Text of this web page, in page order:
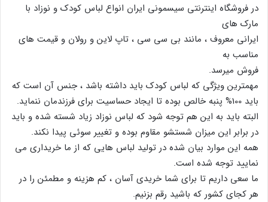
در فروشگاه اینترنتی سیسمونی ایران انواع لباس کودک و نوزاد با
مارک های
ایرانی معروف ، مانند بی سی سی ، تاپ لاین و رولان و قیمت های
مناسب به
فروش میرسد.
مهمترین ویژگی که لباس کودک باید داشته باشد ، جنس آن است که
باید 100% پنبه خالص بوده تا ایجاد حساسیت برای فرزندمان ننماید.
البته باید به این هم توجه شود که لباس نوزاد زیاد شسته شده و باید
در برابر این میزان شستشو مقاوم بوده و تغییر سوئی پیدا نکند.
همه این موارد بیان شده در تولید لباس هایی که از ما خریداری می
نمایید توجه شده است.
ما سعی داریم تا برای شما خریدی آسان ، کم هزینه و مطمئن را در
هر کجای کشور که باشید رقم بزنیم.